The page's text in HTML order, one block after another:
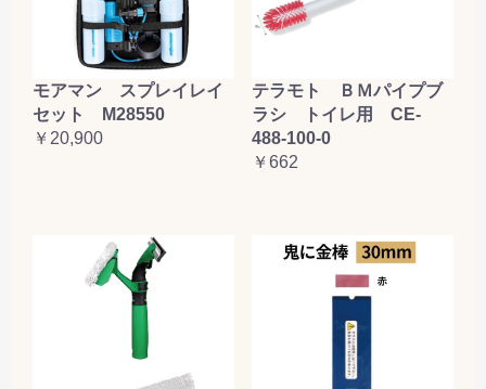
モアマン スプレイレイ
セット M28550
￥20,900
テラモト ＢＭパイプブ
ラシ トイレ用 CE-
488-100-0
￥662